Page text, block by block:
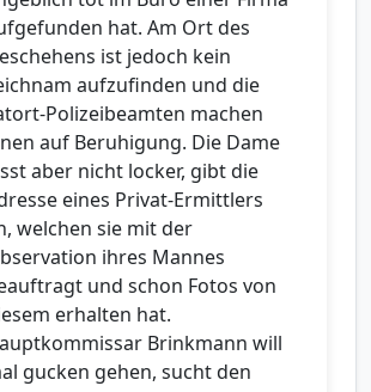
hat. Am Ort des
ist jedoch kein
aufzufinden und die
Polizeibeamten machen
auf Beruhigung. Die Dame
aber nicht locker, gibt die
eines Privat-Ermittlers
welchen sie mit der
ihres Mannes
und schon Fotos von
erhalten hat.
Brinkmann will
gucken gehen, sucht den